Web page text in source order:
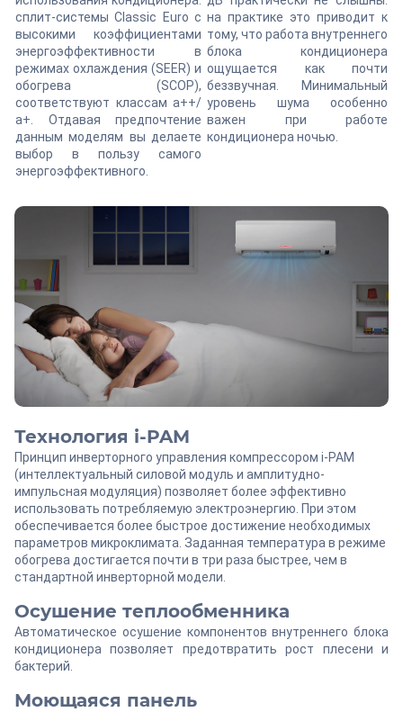
сплит-системы Classic Euro с
высокими коэффициентами
энергоэффективности в
режимах охлаждения (SEER) и
обогрева (SCOP),
соответствуют классам а++/
а+. Отдавая предпочтение
данным моделям вы делаете
выбор в пользу самого
энергоэффективного.
на практике это приводит к
тому, что работа внутреннего
блока кондиционера
ощущается как почти
беззвучная. Минимальный
уровень шума особенно
важен при работе
кондиционера ночью.
Технология i-PAM
Принцип инверторного управления компрессором i-PAM
(интеллектуальный силовой модуль и амплитудно-
импульсная модуляция) позволяет более эффективно
использовать потребляемую электроэнергию. При этом
обеспечивается более быстрое достижение необходимых
параметров микроклимата. Заданная температура в режиме
обогрева достигается почти в три раза быстрее, чем в
стандартной инверторной модели.
Осушение теплообменника
Автоматическое осушение компонентов внутреннего блока
кондиционера позволяет предотвратить рост плесени и
бактерий.
Моющаяся панель